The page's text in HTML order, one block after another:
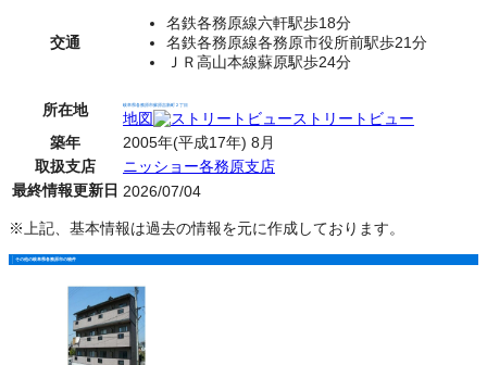
交通
名鉄各務原線六軒駅歩18分
名鉄各務原線各務原市役所前駅歩21分
ＪＲ高山本線蘇原駅歩24分
所在地 岐阜県各務原市蘇原吉新町２丁目
地図
ストリートビュー
築年
2005年(平成17年) 8月
取扱支店
ニッショー各務原支店
最終情報更新日 2026/07/04
※上記、基本情報は過去の情報を元に作成しております。
その他の岐阜県各務原市の物件